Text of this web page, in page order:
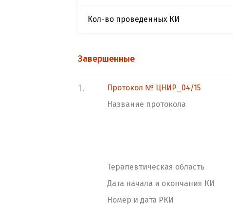
Кол-во проведенных КИ
Завершенные
1.
Протокол № ЦНИР_04/15
Название протокола
Терапевтическая область
Дата начала и окончания КИ
Номер и дата РКИ